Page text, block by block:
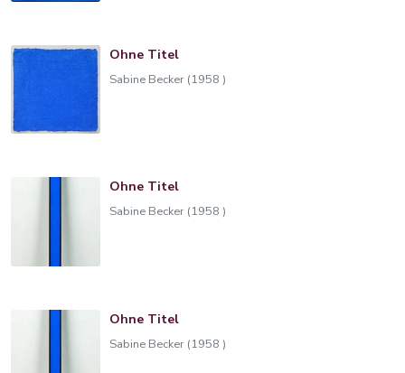
Ohne Titel
Sabine Becker (1958 )
Ohne Titel
Sabine Becker (1958 )
Ohne Titel
Sabine Becker (1958 )